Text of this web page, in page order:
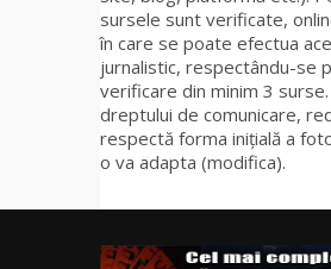
sursele sunt verificate,
în care se poate efectua
jurnalistic, respectându-se
verificare din minim 3
dreptului de comunicare,
respectă forma inițială a
o va adapta (modifica).